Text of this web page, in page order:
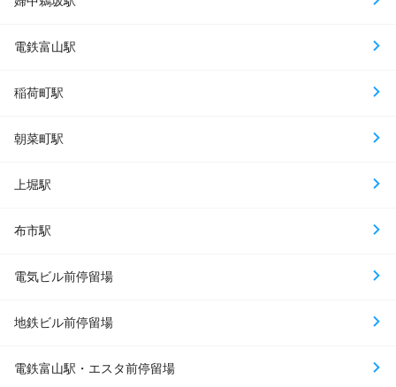
電鉄富山駅
稲荷町駅
朝菜町駅
上堀駅
布市駅
電気ビル前停留場
地鉄ビル前停留場
電鉄富山駅・エスタ前停留場